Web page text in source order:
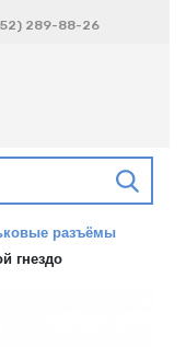
289-88-26
разъёмы
гнездо